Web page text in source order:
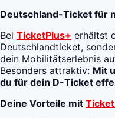
Deutschland-Ticket für
Bei TicketPlus+ erhältst
Deutschlandticket,
dein Mobilitätserlebnis
Besonders attraktiv: Mit
du für dein D-Ticket
Deine Vorteile mit